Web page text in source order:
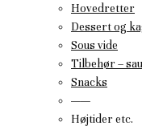
Hovedretter
Dessert og
Sous vide
Tilbehør –
Snacks
——
Højtider etc.